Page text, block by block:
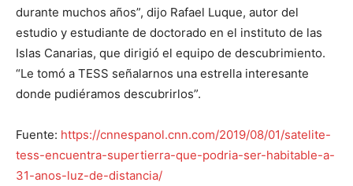
durante muchos años”, dijo Rafael Luque, autor del
estudio y estudiante de doctorado en el instituto de las
Islas Canarias, que dirigió el equipo de descubrimiento.
“Le tomó a TESS señalarnos una estrella interesante
donde pudiéramos descubrirlos”.
Fuente: https://cnnespanol.cnn.com/2019/08/01/satelite-
tess-encuentra-supertierra-que-podria-ser-habitable-a-
31-anos-luz-de-distancia/